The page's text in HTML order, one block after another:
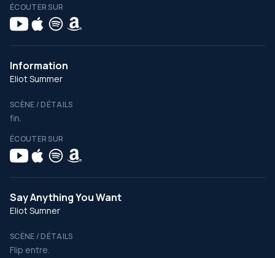
ÉCOUTER SUR
Information
Eliot Summer
SCÈNE / DÉTAILS
fin.
ÉCOUTER SUR
Say Anything You Want
Eliot Sumner
SCÈNE / DÉTAILS
Flip entre.